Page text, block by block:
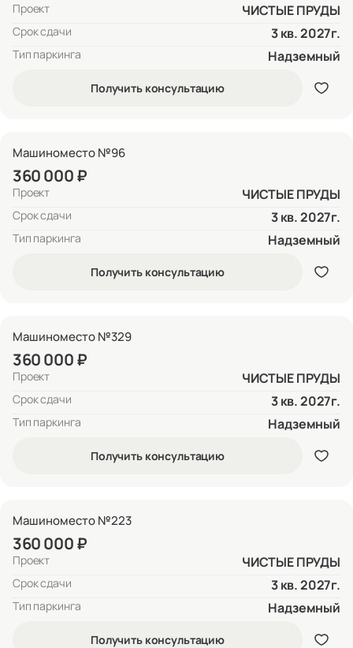
Проект ЧИСТЫЕ ПРУДЫ
Срок сдачи 3 кв. 2027г.
Тип паркинга Надземный
Получить консультацию
Машиноместо №96
360 000 ₽
Проект ЧИСТЫЕ ПРУДЫ
Срок сдачи 3 кв. 2027г.
Тип паркинга Надземный
Получить консультацию
Машиноместо №329
360 000 ₽
Проект ЧИСТЫЕ ПРУДЫ
Срок сдачи 3 кв. 2027г.
Тип паркинга Надземный
Получить консультацию
Машиноместо №223
360 000 ₽
Проект ЧИСТЫЕ ПРУДЫ
Срок сдачи 3 кв. 2027г.
Тип паркинга Надземный
Получить консультацию